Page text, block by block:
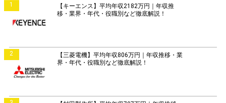
1
【キーエンス】平均年収2182万円｜年収推
移・業界・年代・役職別など徹底解説！
2
【三菱電機】平均年収806万円｜年収推移・業
界・年代・役職別など徹底解説！